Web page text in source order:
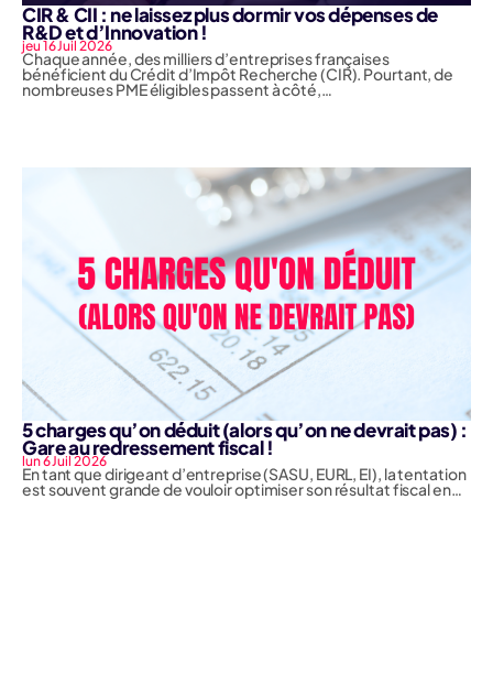
CIR & CII : ne laissez plus dormir vos dépenses de
R&D et d’Innovation !
jeu 16 Juil 2026
Chaque année, des milliers d’entreprises françaises
bénéficient du Crédit d’Impôt Recherche (CIR). Pourtant, de
nombreuses PME éligibles passent à côté,…
5 charges qu’on déduit (alors qu’on ne devrait pas) :
Gare au redressement fiscal !
lun 6 Juil 2026
En tant que dirigeant d’entreprise (SASU, EURL, EI), la tentation
est souvent grande de vouloir optimiser son résultat fiscal en…